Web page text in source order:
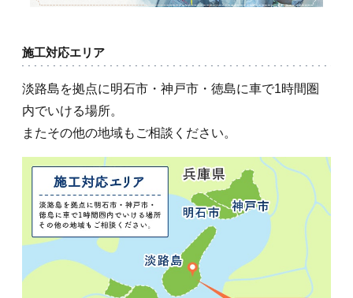
施工対応エリア
淡路島を拠点に明石市・神戸市・徳島に車で1時間圏
内でいける場所。
またその他の地域もご相談ください。